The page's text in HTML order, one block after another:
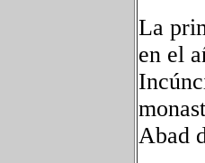
La
en el
Abad